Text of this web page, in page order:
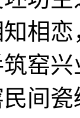
相
窑
间